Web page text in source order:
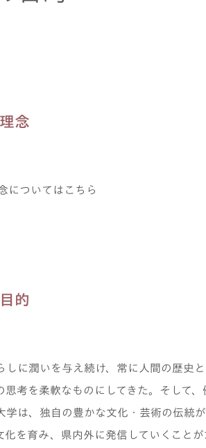
念
についてはこちら
的
しに潤いを与え続け、常に人間の歴史
思考を柔軟なものにしてきた。そして
学は、独自の豊かな文化・芸術の伝統
化を育み、県内外に発信していくこと